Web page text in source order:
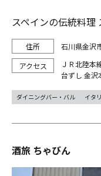
スペインの伝統料理
石川県金沢
ＪＲ北陸本
台ずし 金沢
ダイニングバー・バル イタ
酒旅 ちゃびん